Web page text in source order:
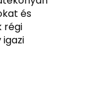
és
régi